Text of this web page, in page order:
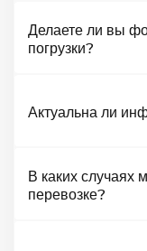
Делаете ли вы
погрузки?
Актуальна ли
В каких случаях
перевозке?